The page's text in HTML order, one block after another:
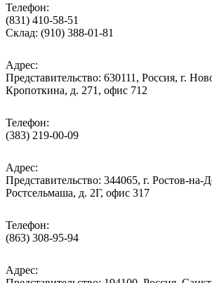
Телефон:
(831) 410-58-51
Склад: (910) 388-01-81
Адрес:
Представительство: 630111, Россия, г.
Кропоткина, д. 271, офис 712
Телефон:
(383) 219-00-09
Адрес:
Представительство: 344065, г. Ростов-на-
Ростсельмаша, д. 2Г, офис 317
Телефон:
(863) 308-95-94
Адрес: